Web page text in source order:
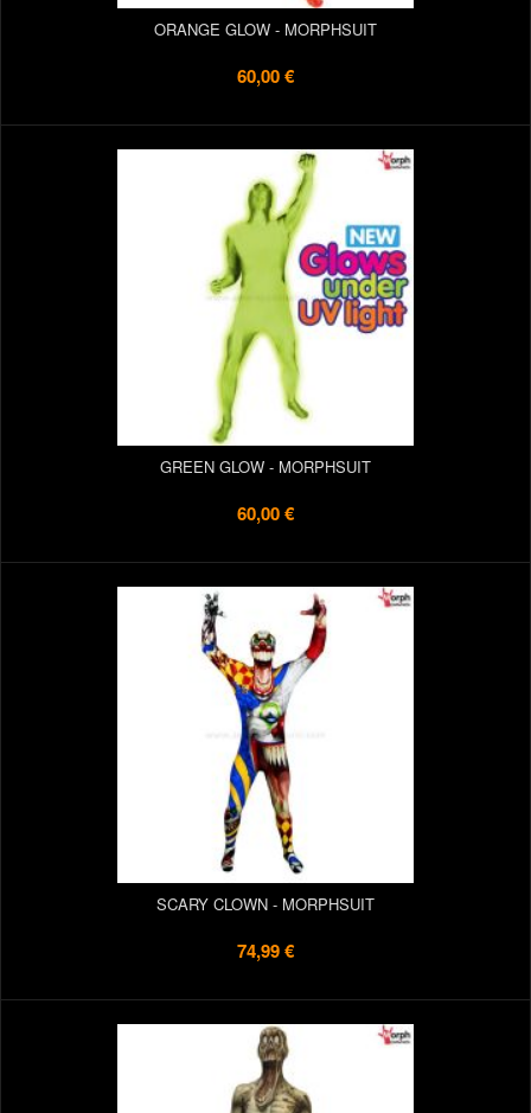
ORANGE GLOW - MORPHSUIT
60,00 €
GREEN GLOW - MORPHSUIT
60,00 €
SCARY CLOWN - MORPHSUIT
74,99 €